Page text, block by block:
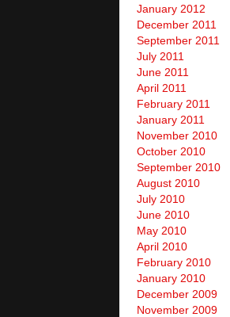
January 2012
December 2011
September 2011
July 2011
June 2011
April 2011
February 2011
January 2011
November 2010
October 2010
September 2010
August 2010
July 2010
June 2010
May 2010
April 2010
February 2010
January 2010
December 2009
November 2009